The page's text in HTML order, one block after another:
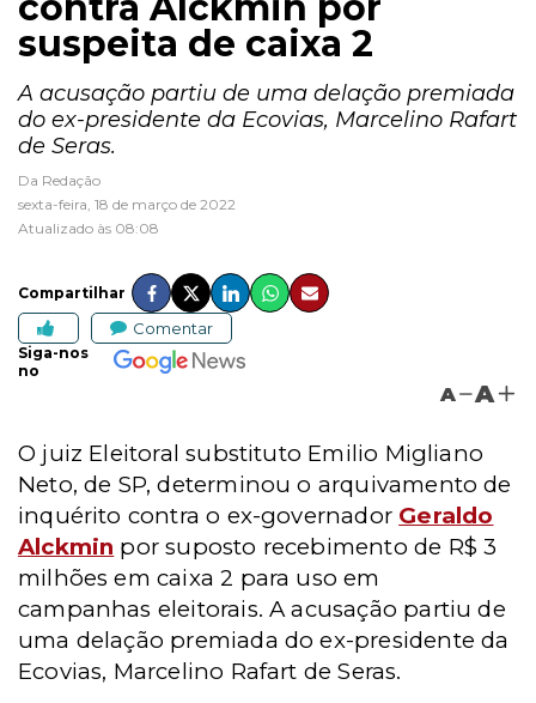
suspeita de caixa 2
A acusação partiu de uma delação premiada
do ex-presidente da Ecovias, Marcelino Rafart
de Seras.
Da Redação
sexta-feira, 18 de março de 2022
Atualizado às 08:08
Compartilhar
Comentar
Siga-nos
no
A A
O juiz Eleitoral substituto Emilio Migliano
Neto, de SP, determinou o arquivamento de
inquérito contra o ex-governador Geraldo
Alckmin por suposto recebimento de R$ 3
milhões em caixa 2 para uso em
campanhas eleitorais. A acusação partiu de
uma delação premiada do ex-presidente da
Ecovias, Marcelino Rafart de Seras.